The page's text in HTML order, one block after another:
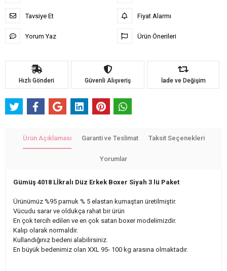
Tavsiye Et
Yorum Yaz
Fiyat Alarmı
Ürün Önerileri
Hızlı Gönderi Güvenli Alışveriş İade ve Değişim
Ürün Açıklaması Garanti ve Teslimat Taksit Seçenekleri
Yorumlar
Gümüş 4018 Lİkralı Düz Erkek Boxer Siyah 3 lü Paket
Ürünümüz %95 pamuk % 5 elastan kumaştan üretilmiştir.
Vücudu sarar ve oldukça rahat bir ürün
En çok tercih edilen ve en çok satan boxer modelimizdir.
Kalıp olarak normaldir.
Kullandığınız bedeni alabilirsiniz.
En büyük bedenimiz olan XXL 95- 100 kg arasına olmaktadır.